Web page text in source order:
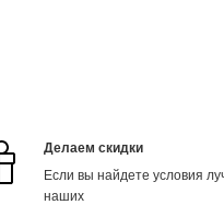
Делаем скидки
Если вы найдете условия
наших